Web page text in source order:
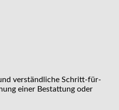
verständliche Schritt-für-
einer Bestattung oder